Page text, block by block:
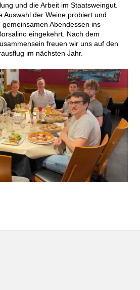
und die Arbeit im Staatsweingut.
Auswahl der Weine probiert und
Abendessen ins
eingekehrt. Nach dem
freuen wir uns auf den
im nächsten Jahr.